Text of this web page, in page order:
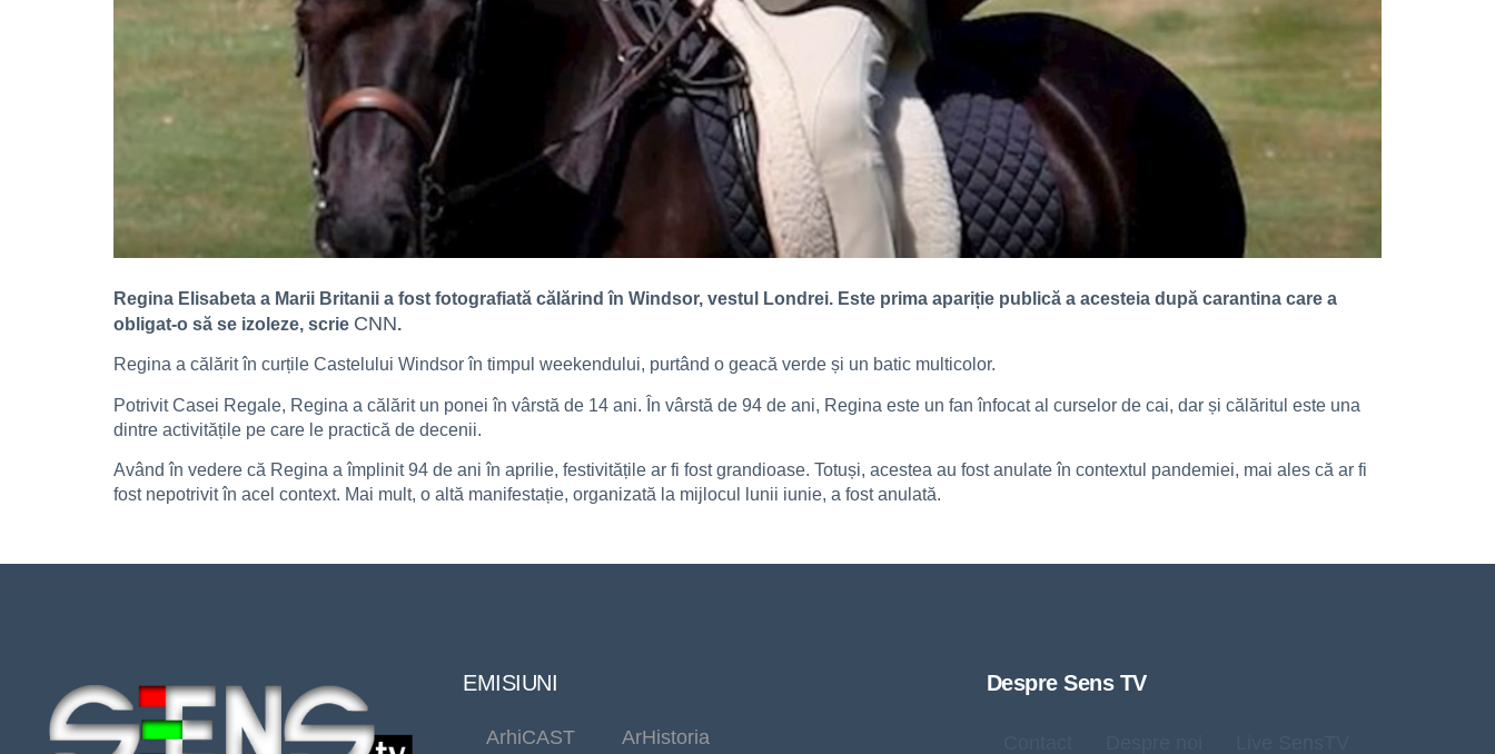
Regina Elisabeta a Marii Britanii a fost fotografiată călărind în Windsor, vestul Londrei. Este prima apariție publică a acesteia după carantina care a
obligat-o să se izoleze, scrie CNN.
Regina a călărit în curțile Castelului Windsor în timpul weekendului, purtând o geacă verde și un batic multicolor.
Potrivit Casei Regale, Regina a călărit un ponei în vârstă de 14 ani. În vârstă de 94 de ani, Regina este un fan înfocat al curselor de cai, dar și călăritul este una
dintre activitățile pe care le practică de decenii.
Având în vedere că Regina a împlinit 94 de ani în aprilie, festivitățile ar fi fost grandioase. Totuși, acestea au fost anulate în contextul pandemiei, mai ales că ar fi
fost nepotrivit în acel context. Mai mult, o altă manifestație, organizată la mijlocul lunii iunie, a fost anulată.
EMISIUNI
ArhiCAST
ArHistoria
Despre Sens TV